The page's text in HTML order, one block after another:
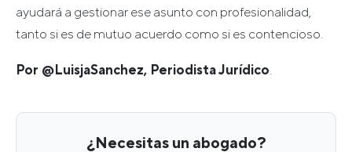
ayudará a gestionar ese asunto con profesionalidad,
tanto si es de mutuo acuerdo como si es contencioso.
Por @LuisjaSanchez, Periodista Jurídico
¿Necesitas un abogado?